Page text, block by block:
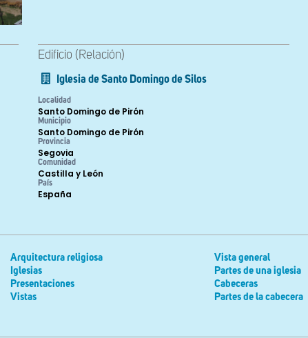
Edificio (Relación)
Iglesia de Santo Domingo de Silos
Localidad
Santo Domingo de Pirón
Municipio
Santo Domingo de Pirón
Provincia
Segovia
Comunidad
Castilla y León
País
España
Arquitectura religiosa
Iglesias
Presentaciones
Vistas
Vista general
Partes de una iglesia
Cabeceras
Partes de la cabecera